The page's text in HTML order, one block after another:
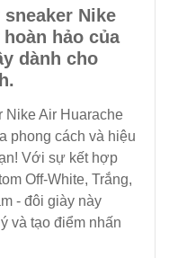
Nike
hảo của
dành cho
Nike Air Huarache
phong cách và hiệu
Với sự kết hợp
Off-White, Trắng,
- đôi giày này
và tạo điểm nhấn